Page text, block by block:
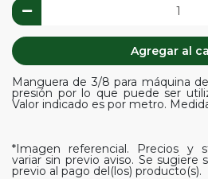
Agregar al
Manguera de 3/8 para máquina
presión por lo que puede ser
Valor indicado es por metro.
*Imagen referencial. Precios y
variar sin previo aviso. Se sugiere
previo al pago del(los) producto(s).